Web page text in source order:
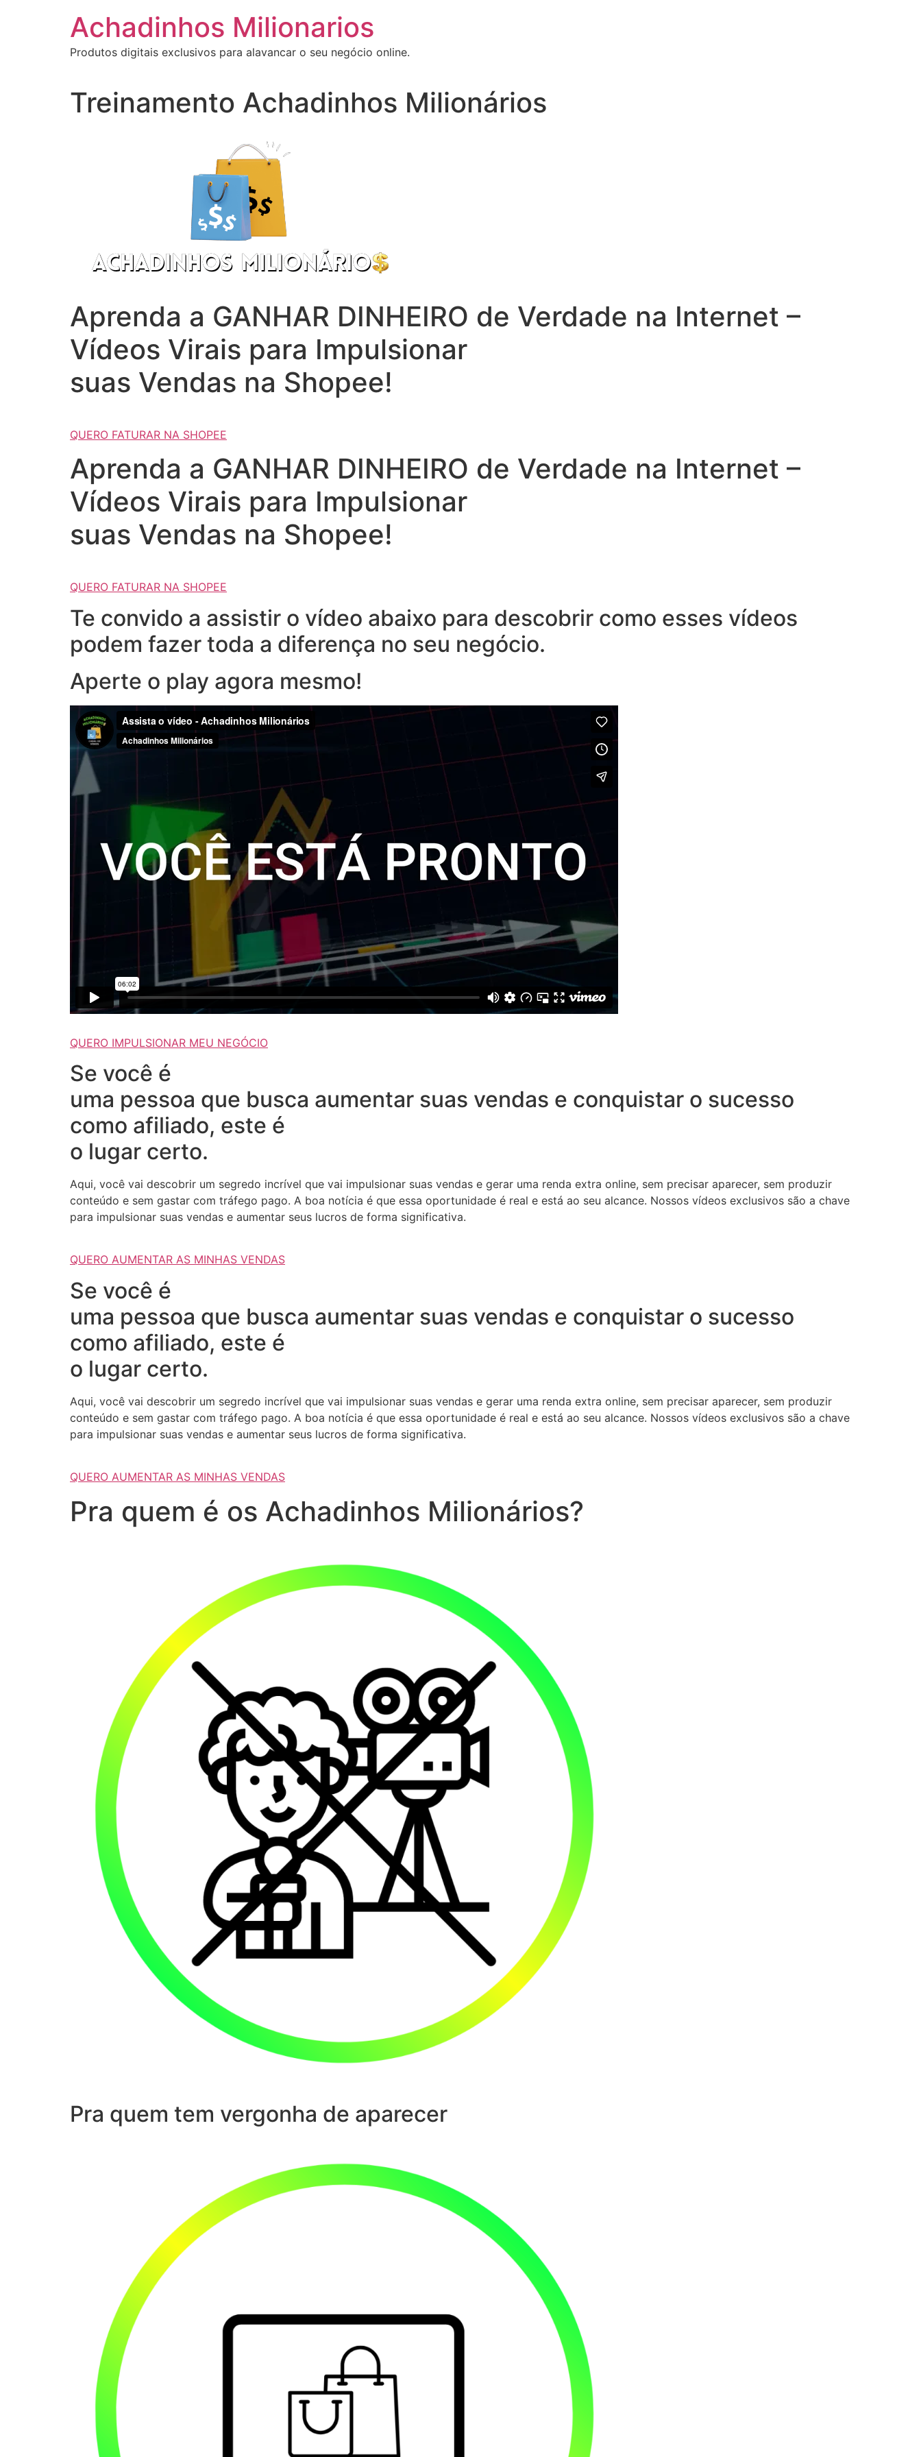
Achadinhos Milionarios
Produtos digitais exclusivos para alavancar o seu negócio online.
Treinamento Achadinhos Milionários
Aprenda a GANHAR DINHEIRO de Verdade na Internet –
Vídeos Virais para Impulsionar
suas Vendas na Shopee!
QUERO FATURAR NA SHOPEE
Aprenda a GANHAR DINHEIRO de Verdade na Internet –
Vídeos Virais para Impulsionar
suas Vendas na Shopee!
QUERO FATURAR NA SHOPEE
Te convido a assistir o vídeo abaixo para descobrir como esses vídeos
podem fazer toda a diferença no seu negócio.
Aperte o play agora mesmo!
QUERO IMPULSIONAR MEU NEGÓCIO
Se você é
uma pessoa que busca aumentar suas vendas e conquistar o sucesso
como afiliado, este é
o lugar certo.
Aqui, você vai descobrir um segredo incrível que vai impulsionar suas vendas e gerar uma renda extra online, sem precisar aparecer, sem produzir
conteúdo e sem gastar com tráfego pago. A boa notícia é que essa oportunidade é real e está ao seu alcance. Nossos vídeos exclusivos são a chave
para impulsionar suas vendas e aumentar seus lucros de forma significativa.
QUERO AUMENTAR AS MINHAS VENDAS
Se você é
uma pessoa que busca aumentar suas vendas e conquistar o sucesso
como afiliado, este é
o lugar certo.
Aqui, você vai descobrir um segredo incrível que vai impulsionar suas vendas e gerar uma renda extra online, sem precisar aparecer, sem produzir
conteúdo e sem gastar com tráfego pago. A boa notícia é que essa oportunidade é real e está ao seu alcance. Nossos vídeos exclusivos são a chave
para impulsionar suas vendas e aumentar seus lucros de forma significativa.
QUERO AUMENTAR AS MINHAS VENDAS
Pra quem é os Achadinhos Milionários?
Pra quem tem vergonha de aparecer